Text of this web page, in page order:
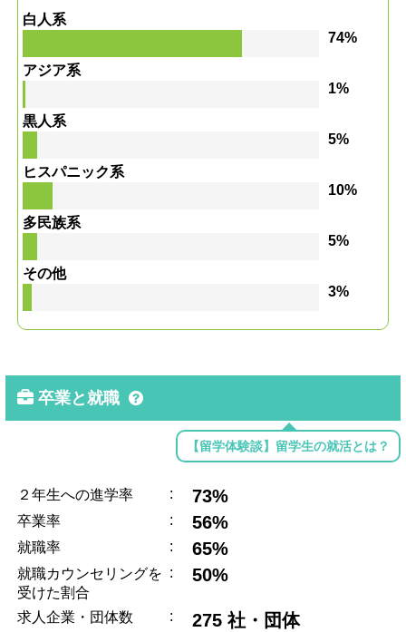
白人系
74%
アジア系
1%
黒人系
5%
ヒスパニック系
10%
多民族系
5%
その他
3%
卒業と就職
【留学体験談】留学生の就活とは？
２年生への進学率 : 73%
卒業率 : 56%
就職率 : 65%
就職カウンセリングを
受けた割合
: 50%
求人企業・団体数 : 275 社・団体